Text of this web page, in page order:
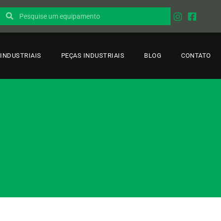
PEÇAS INDUSTRIAIS BLOG CONTATO